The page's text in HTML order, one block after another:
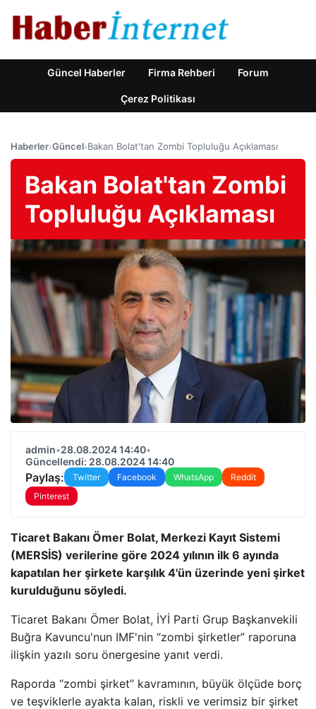
Güncel Haberler Firma Rehberi Forum
Çerez Politikası
Haberler›Güncel›Bakan Bolat'tan Zombi Topluluğu Açıklaması
Bakan Bolat'tan Zombi
Topluluğu Açıklaması
admin•28.08.2024 14:40•
Güncellendi: 28.08.2024 14:40
Paylaş: Twitter Facebook WhatsApp
Reddit
Pinterest
Ticaret Bakanı Ömer Bolat, Merkezi Kayıt Sistemi
(MERSİS) verilerine göre 2024 yılının ilk 6 ayında
kapatılan her şirkete karşılık 4'ün üzerinde yeni şirket
kurulduğunu söyledi.
Ticaret Bakanı Ömer Bolat, İYİ Parti Grup Başkanvekili
Buğra Kavuncu'nun IMF'nin “zombi şirketler” raporuna
ilişkin yazılı soru önergesine yanıt verdi.
Raporda “zombi şirket” kavramının, büyük ölçüde borç
ve teşviklerle ayakta kalan, riskli ve verimsiz bir şirket